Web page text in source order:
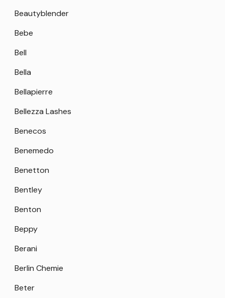
Beautyblender
Bebe
Bell
Bella
Bellapierre
Bellezza Lashes
Benecos
Benemedo
Benetton
Bentley
Benton
Beppy
Berani
Berlin Chemie
Beter